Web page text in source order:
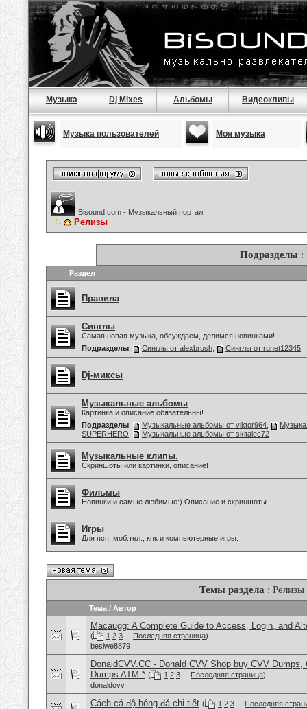
Музыка Dj Mixes Альбомы Видеоклипы
Музыка пользователей Моя музыка
Bisound.com - Музыкальный портал
Релизы
Подразделы :
Раздел
Правила
Синглы
Самая новая музыка, обсуждаем, делимся новинками!
Подразделы: Синглы от alexbrush Синглы от runet12345
Dj-миксы
Музыкальные альбомы
Картинка и описание обязательны!
Подразделы: Музыкальные альбомы от viktor964
SUPERHERO
Музыкальные альбомы от skitalec72
Музыкальные клипы.
Скриншоты или картинки, описание!
Фильмы
Новинки и самые любимые:) Описание и скриншоты.
Игры
Для псп, моб.тел., кпк и компьютерные игры.
Темы раздела : Релизы
Тема / Автор
Macaugg: A Complete Guide to Access, Login, and
( 1 2 3 Последняя страница)
besiwe8879
DonaldCVV.CC - Donald CVV Shop buy CVV
Dumps ATM * ( 1 2 3 Последняя страница)
donaldcvv
Cách cá độ bóng đá chi tiết ( 1 2 3
Последняя